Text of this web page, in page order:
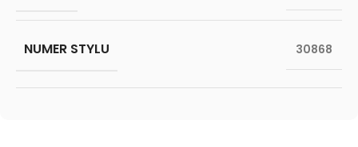
NUMER STYLU 30868